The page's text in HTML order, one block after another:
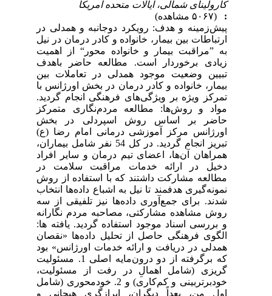
کارولینای شمالی، ایالات متحده آمریکا
پیش‌زمینه و هدف: رویکرد دوجانبه و همدلی در
ارتباطات بین بیمار، خانواده و کادر درمان در نیل
به ”مراقبت بیمار و خانواده محور“ از اهمیت
زیادی برخوردار است. مطالعه حاضر باهدف
تبیین وضعیت موجود همدلی در تعاملات بین
بیمار، خانواده و کادر درمان در بخش اورژانس با
تمرکز ویژه بر ویژگی‌های فرهنگی انجام گردید.
مواد و روش‌ها: مطالعه مردم‌نگاری متمرکز
حاضر بر اساس روش اسپردلی در بخش
اورژانس مرکز آموزشی درمانی امام رضا (ع)
تبریز انجام گردید. در کل 54 نفر شامل بیماران،
همراهان آن‌ها، اعضای تیم درمان و سایر افراد
دخیل در ارائه خدمات مراقبت سلامت در
مطالعه مشارکت داشتند که با استفاده از روش
نمونه‌گیری هدفمند تا نیل به اشباع داده‌ها انتخاب
شدند. برای جمع‌آوری داده‌ها نیز تلفیقی از سه
روش مشاهده مشارکتی، مصاحبه مردم نگارانه
و بررسی اسناد موجود استفاده گردید. یافته ­ها:
الگوی فرهنگی حاصل از تحلیل داده‌ها «نقصان
همدلی در دریافت و ارائه خدمات اورژانس» بود
که برگرفته از دو درون‌مایه اصلی 1. مسئولیت
گریزی (شامل اهمالِ در رفت از مسئولیت،
خودبرتربینی و کم‌کاری) و 2. خودمحوری (شامل
اول من، بعداً دیگران، ابرازگری هیجانی و